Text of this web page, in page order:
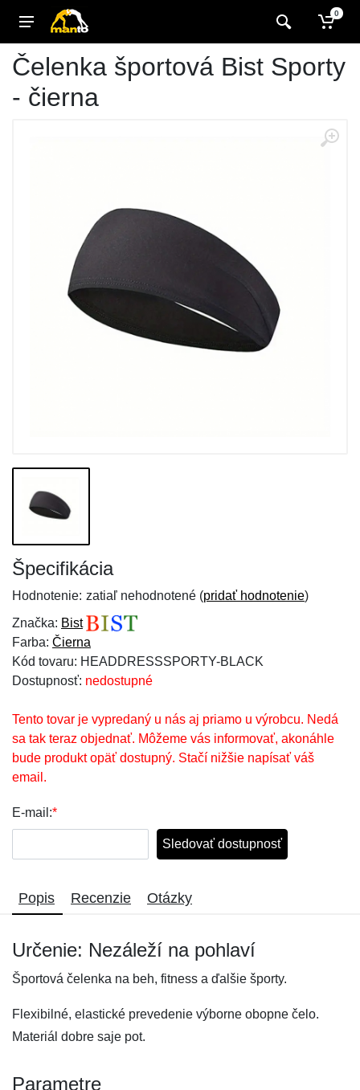
0
Čelenka športová Bist Sporty
- čierna
Špecifikácia
Hodnotenie: zatiaľ nehodnotené (pridať hodnotenie)
Značka: Bist
Farba: Čierna
Kód tovaru: HEADDRESSSPORTY-BLACK
Dostupnosť: nedostupné
Tento tovar je vypredaný u nás aj priamo u výrobcu. Nedá
sa tak teraz objednať. Môžeme vás informovať, akonáhle
bude produkt opäť dostupný. Stačí nižšie napísať váš
email.
E-mail:*
Sledovať dostupnosť
Popis Recenzie Otázky
Určenie: Nezáleží na pohlaví
Športová čelenka na beh, fitness a ďalšie športy.
Flexibilné, elastické prevedenie výborne obopne čelo.
Materiál dobre saje pot.
Parametre